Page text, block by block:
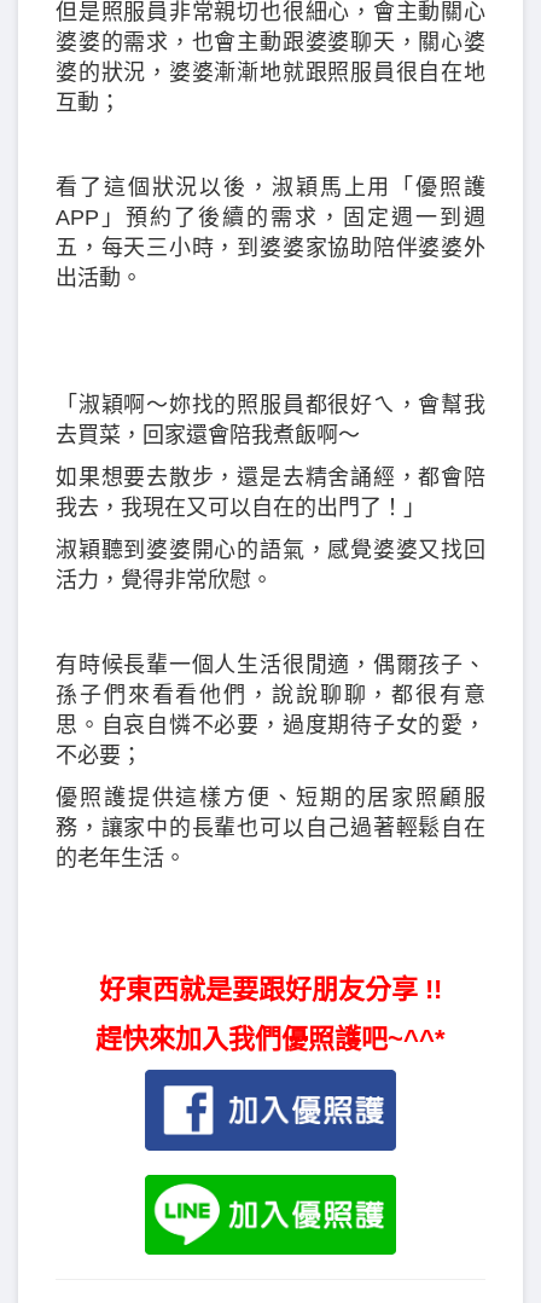
但是照服員非常親切也很細心，會主動關心
婆婆的需求，也會主動跟婆婆聊天，關心婆
婆的狀況，婆婆漸漸地就跟照服員很自在地
互動；
看了這個狀況以後，淑穎馬上用「優照護
APP」預約了後續的需求，固定週一到週
五，每天三小時，到婆婆家協助陪伴婆婆外
出活動。
「淑穎啊～妳找的照服員都很好ㄟ，會幫我
去買菜，回家還會陪我煮飯啊～
如果想要去散步，還是去精舍誦經，都會陪
我去，我現在又可以自在的出門了！」
淑穎聽到婆婆開心的語氣，感覺婆婆又找回
活力，覺得非常欣慰。
有時候長輩一個人生活很閒適，偶爾孩子、
孫子們來看看他們，說說聊聊，都很有意
思。自哀自憐不必要，過度期待子女的愛，
不必要；
優照護提供這樣方便、短期的居家照顧服
務，讓家中的長輩也可以自己過著輕鬆自在
的老年生活。
好東西就是要跟好朋友分享 !!
趕快來加入我們優照護吧~^^*